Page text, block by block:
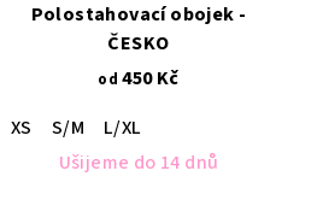
Polostahovací obojek -
ČESKO
od 450 Kč
XS
S/M
L/XL
Ušijeme do 14 dnů